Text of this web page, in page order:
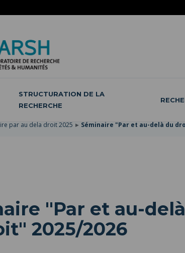
STRUCTURATION DE LA
RECHERCHE
par au dela droit 2025 Séminaire "Par et au-delà du
"Par et au-delà
2025/2026